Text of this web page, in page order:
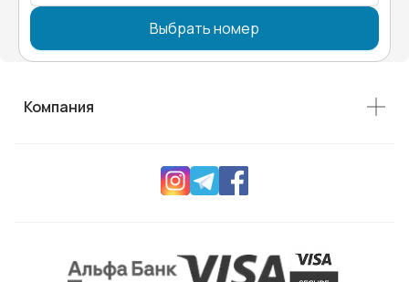
Выбрать номер
Компания